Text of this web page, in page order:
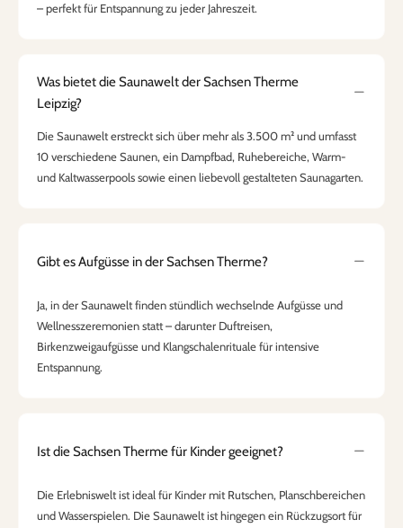
– perfekt für Entspannung zu jeder Jahreszeit.
Was bietet die Saunawelt der Sachsen Therme
Leipzig?
Die Saunawelt erstreckt sich über mehr als 3.500 m² und umfasst
10 verschiedene Saunen, ein Dampfbad, Ruhebereiche, Warm-
und Kaltwasserpools sowie einen liebevoll gestalteten Saunagarten.
Gibt es Aufgüsse in der Sachsen Therme?
Ja, in der Saunawelt finden stündlich wechselnde Aufgüsse und
Wellnesszeremonien statt – darunter Duftreisen,
Birkenzweigaufgüsse und Klangschalenrituale für intensive
Entspannung.
Ist die Sachsen Therme für Kinder geeignet?
Die Erlebniswelt ist ideal für Kinder mit Rutschen, Planschbereichen
und Wasserspielen. Die Saunawelt ist hingegen ein Rückzugsort für